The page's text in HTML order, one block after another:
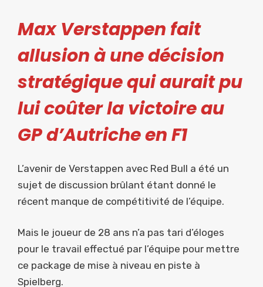
Max Verstappen fait
allusion à une décision
stratégique qui aurait pu
lui coûter la victoire au
GP d’Autriche en F1
L’avenir de Verstappen avec Red Bull a été un
sujet de discussion brûlant étant donné le
récent manque de compétitivité de l’équipe.
Mais le joueur de 28 ans n’a pas tari d’éloges
pour le travail effectué par l’équipe pour mettre
ce package de mise à niveau en piste à
Spielberg.